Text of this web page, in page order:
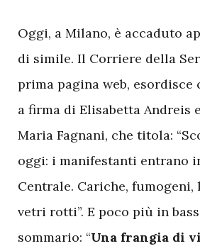
Oggi, a Milano, è accaduto
di simile. Il Corriere della
prima pagina web,
a firma di Elisabetta Andreis
Maria Fagnani, che titola:
oggi: i manifestanti entrano
Centrale. Cariche,
vetri rotti”. E poco più in
sommario: “Una frangia di